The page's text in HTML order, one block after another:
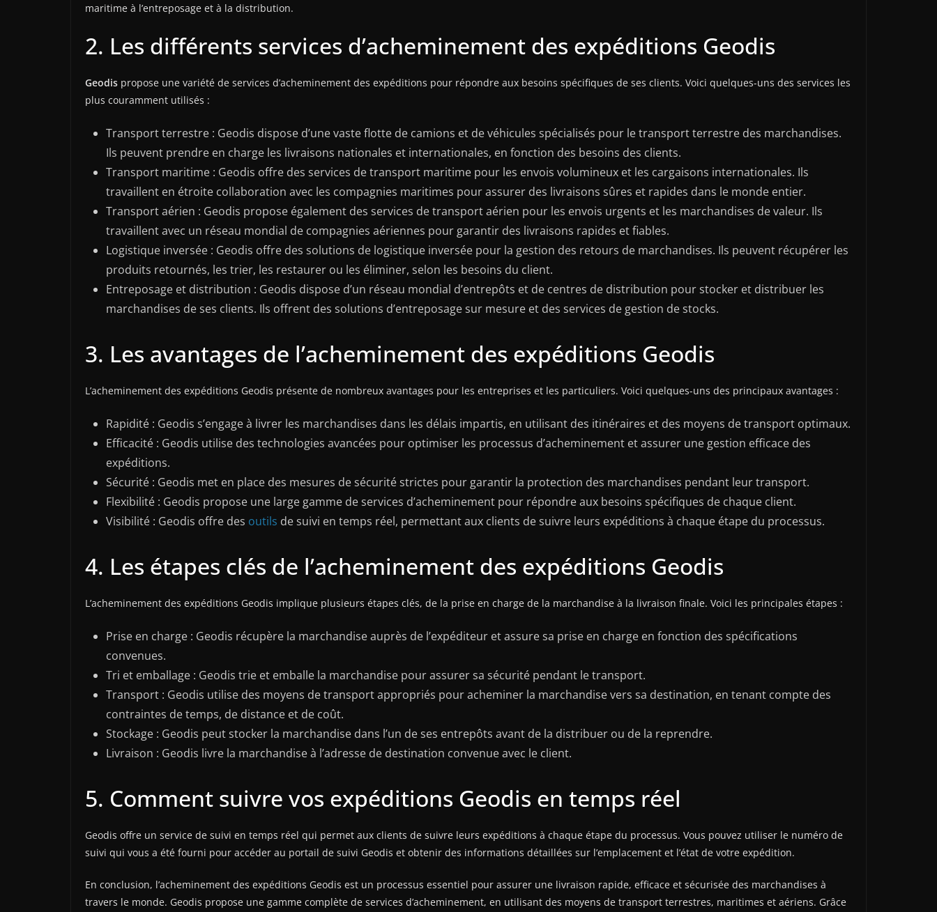
maritime à l’entreposage et à la distribution.
2. Les différents services d’acheminement des expéditions Geodis
Geodis propose une variété de services d’acheminement des expéditions pour répondre aux besoins spécifiques de ses clients. Voici quelques-uns des services les
plus couramment utilisés :
Transport terrestre : Geodis dispose d’une vaste flotte de camions et de véhicules spécialisés pour le transport terrestre des marchandises.
Ils peuvent prendre en charge les livraisons nationales et internationales, en fonction des besoins des clients.
Transport maritime : Geodis offre des services de transport maritime pour les envois volumineux et les cargaisons internationales. Ils
travaillent en étroite collaboration avec les compagnies maritimes pour assurer des livraisons sûres et rapides dans le monde entier.
Transport aérien : Geodis propose également des services de transport aérien pour les envois urgents et les marchandises de valeur. Ils
travaillent avec un réseau mondial de compagnies aériennes pour garantir des livraisons rapides et fiables.
Logistique inversée : Geodis offre des solutions de logistique inversée pour la gestion des retours de marchandises. Ils peuvent récupérer les
produits retournés, les trier, les restaurer ou les éliminer, selon les besoins du client.
Entreposage et distribution : Geodis dispose d’un réseau mondial d’entrepôts et de centres de distribution pour stocker et distribuer les
marchandises de ses clients. Ils offrent des solutions d’entreposage sur mesure et des services de gestion de stocks.
3. Les avantages de l’acheminement des expéditions Geodis
L’acheminement des expéditions Geodis présente de nombreux avantages pour les entreprises et les particuliers. Voici quelques-uns des principaux avantages :
Rapidité : Geodis s’engage à livrer les marchandises dans les délais impartis, en utilisant des itinéraires et des moyens de transport optimaux.
Efficacité : Geodis utilise des technologies avancées pour optimiser les processus d’acheminement et assurer une gestion efficace des
expéditions.
Sécurité : Geodis met en place des mesures de sécurité strictes pour garantir la protection des marchandises pendant leur transport.
Flexibilité : Geodis propose une large gamme de services d’acheminement pour répondre aux besoins spécifiques de chaque client.
Visibilité : Geodis offre des outils de suivi en temps réel, permettant aux clients de suivre leurs expéditions à chaque étape du processus.
4. Les étapes clés de l’acheminement des expéditions Geodis
L’acheminement des expéditions Geodis implique plusieurs étapes clés, de la prise en charge de la marchandise à la livraison finale. Voici les principales étapes :
Prise en charge : Geodis récupère la marchandise auprès de l’expéditeur et assure sa prise en charge en fonction des spécifications
convenues.
Tri et emballage : Geodis trie et emballe la marchandise pour assurer sa sécurité pendant le transport.
Transport : Geodis utilise des moyens de transport appropriés pour acheminer la marchandise vers sa destination, en tenant compte des
contraintes de temps, de distance et de coût.
Stockage : Geodis peut stocker la marchandise dans l’un de ses entrepôts avant de la distribuer ou de la reprendre.
Livraison : Geodis livre la marchandise à l’adresse de destination convenue avec le client.
5. Comment suivre vos expéditions Geodis en temps réel
Geodis offre un service de suivi en temps réel qui permet aux clients de suivre leurs expéditions à chaque étape du processus. Vous pouvez utiliser le numéro de
suivi qui vous a été fourni pour accéder au portail de suivi Geodis et obtenir des informations détaillées sur l’emplacement et l’état de votre expédition.
En conclusion, l’acheminement des expéditions Geodis est un processus essentiel pour assurer une livraison rapide, efficace et sécurisée des marchandises à
travers le monde. Geodis propose une gamme complète de services d’acheminement, en utilisant des moyens de transport terrestres, maritimes et aériens. Grâce